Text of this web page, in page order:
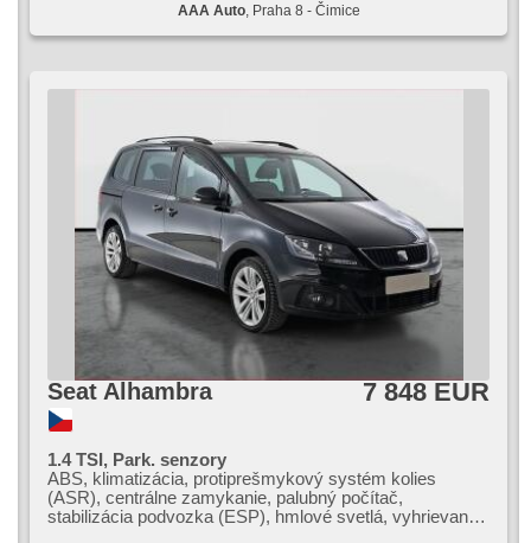
AAA Auto, Praha 8 - Čimice
Seat Alhambra 7 848 EUR
1.4 TSI, Park. senzory
ABS, klimatizácia, protiprešmykový systém kolies
(ASR), centrálne zamykanie, palubný počítač,
stabilizácia podvozka (ESP), hmlové svetlá, vyhrievané